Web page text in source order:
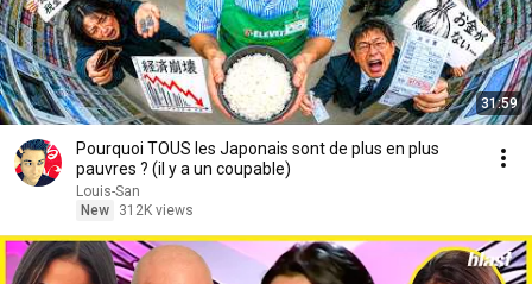
31:59
Pourquoi TOUS les Japonais sont de plus en plus
pauvres ? (il y a un coupable)
Louis-San
New
312K views